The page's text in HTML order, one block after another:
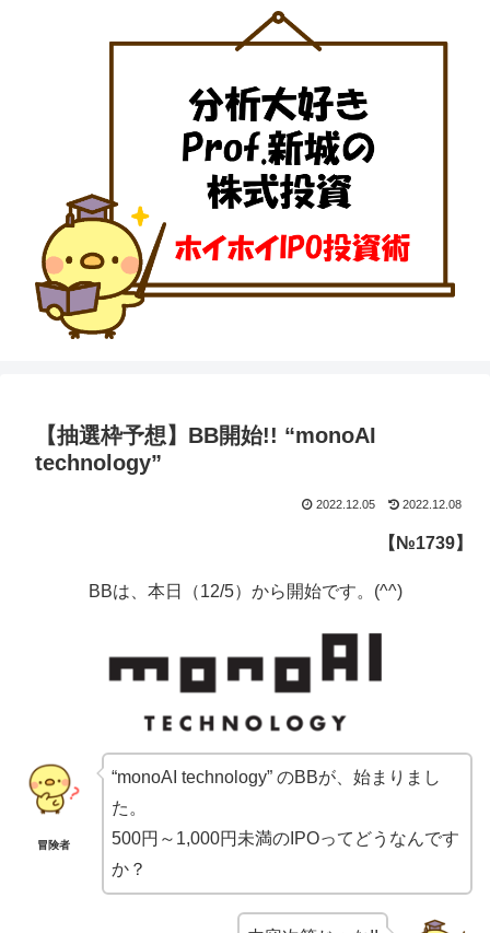
【抽選枠予想】BB開始!! “monoAI
technology”
2022.12.05 2022.12.08
【№1739】
BBは、本日（12/5）から開始です。(^^)
冒険者
“monoAI technology” のBBが、始まりまし
た。
500円～1,000円未満のIPOってどうなんです
か？